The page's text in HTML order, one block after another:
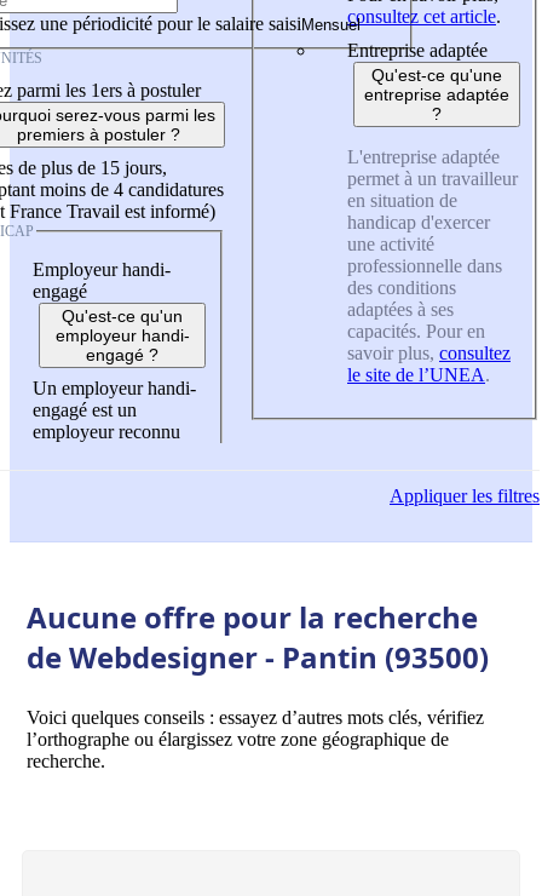
une périodicité pour le salaire saisi
parmi les 1ers à postuler
serez-vous parmi les
premiers à postuler ?
de plus de 15 jours,
moins de 4 candidatures
France Travail est informé)
Employeur handi-
engagé
Qu'est-ce qu'un
employeur handi-
engagé ?
Un employeur handi-
engagé est un
employeur reconnu
consultez cet article.
Entreprise adaptée
Qu'est-ce qu'une
entreprise adaptée
?
L'entreprise adaptée
permet à un travailleur
en situation de
handicap d'exercer
une activité
professionnelle dans
des conditions
adaptées à ses
capacités. Pour en
savoir plus, consultez
le site de l’UNEA.
Appliquerles filtres
Aucune offre pour la recherche
de Webdesigner - Pantin (93500)
Voici quelques conseils : essayez d’autres mots clés, vérifiez
l’orthographe ou élargissez votre zone géographique de
recherche.